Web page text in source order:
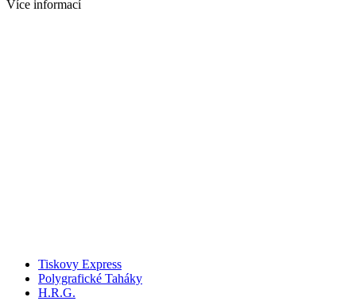
Více informací
Tiskovy Express
Polygrafické Taháky
H.R.G.